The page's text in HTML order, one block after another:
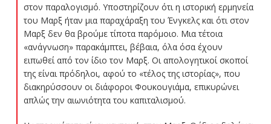
στον παραλογισμό. Υποστηρίζουν ότι η ιστορική ερμηνεία
του Μαρξ ήταν μια παραχάραξη του Ένγκελς και ότι στον
Μαρξ δεν θα βρούμε τίποτα παρόμοιο. Μια τέτοια
«ανάγνωση» παρακάμπτει, βέβαια, όλα όσα έχουν
ειπωθεί από τον ίδιο τον Μαρξ. Οι απολογητικοί σκοποί
της είναι πρόδηλοι, αφού το «τέλος της ιστορίας», που
διακηρύσσουν οι διάφοροι Φουκουγιάμα, επικυρώνει
απλώς την αιωνιότητα του καπιταλισμού.